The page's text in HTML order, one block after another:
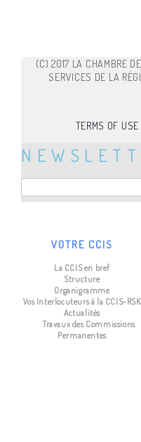
(C) 2017 LA CHAMBRE
SERVICES DE LA
TERMS OF USE
VOTRE CCIS
La CCIS en bref
Structure
Organigramme
Vos Interlocuteurs à la CCIS-RSK
Actualités
Travaux des Commissions
Permanentes